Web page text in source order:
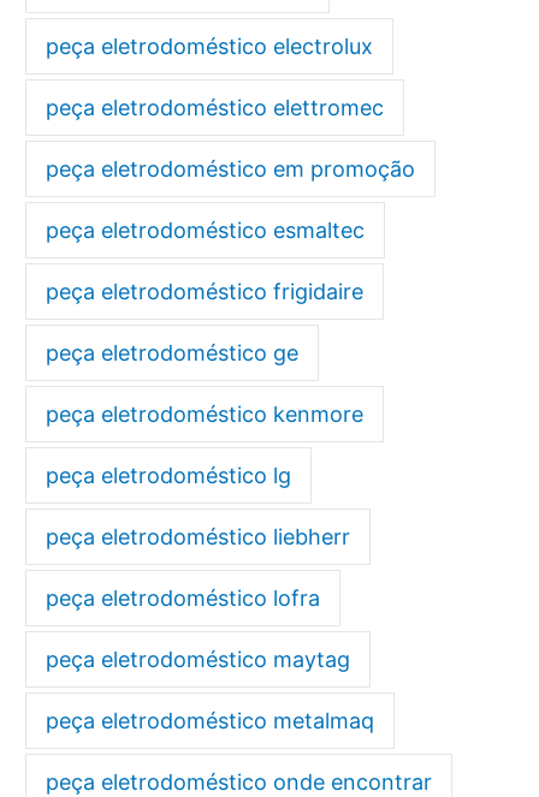
peça eletrodoméstico electrolux
peça eletrodoméstico elettromec
peça eletrodoméstico em promoção
peça eletrodoméstico esmaltec
peça eletrodoméstico frigidaire
peça eletrodoméstico ge
peça eletrodoméstico kenmore
peça eletrodoméstico lg
peça eletrodoméstico liebherr
peça eletrodoméstico lofra
peça eletrodoméstico maytag
peça eletrodoméstico metalmaq
peça eletrodoméstico onde encontrar